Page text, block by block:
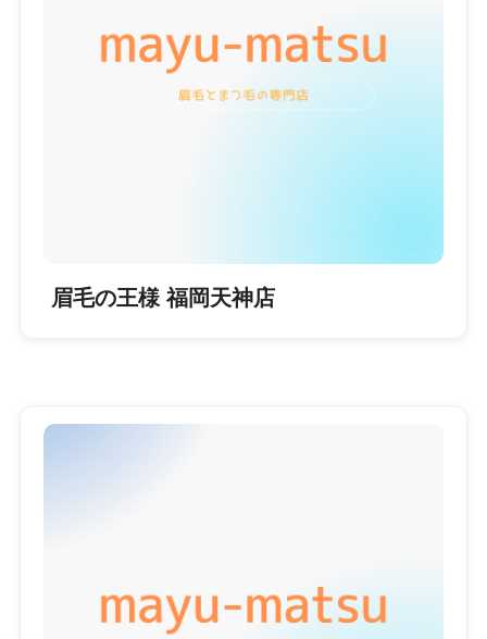
眉毛の王様 福岡天神店